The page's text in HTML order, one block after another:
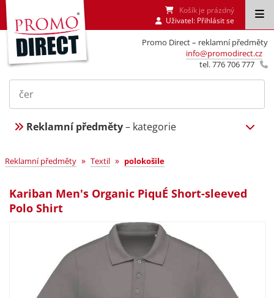
Promo Direct – reklamní předměty
info@promodirect.cz
tel. 776 706 777
Košík je prázdný
Uživatel: Přihlásit se
Reklamní předměty– kategorie
Reklamní předměty » Textil » polokošile
Kariban Men's Organic PiquÉ Short-sleeved
Polo Shirt